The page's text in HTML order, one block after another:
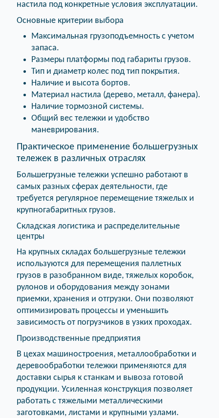
настила под конкретные условия эксплуатации.
Основные критерии выбора
Максимальная грузоподъемность с учетом
запаса.
Размеры платформы под габариты грузов.
Тип и диаметр колес под тип покрытия.
Наличие и высота бортов.
Материал настила (дерево, металл, фанера).
Наличие тормозной системы.
Общий вес тележки и удобство
маневрирования.
Практическое применение большегрузных
тележек в различных отраслях
Большегрузные тележки успешно работают в
самых разных сферах деятельности, где
требуется регулярное перемещение тяжелых и
крупногабаритных грузов.
Складская логистика и распределительные
центры
На крупных складах большегрузные тележки
используются для перемещения паллетных
грузов в разобранном виде, тяжелых коробок,
рулонов и оборудования между зонами
приемки, хранения и отгрузки. Они позволяют
оптимизировать процессы и уменьшить
зависимость от погрузчиков в узких проходах.
Производственные предприятия
В цехах машиностроения, металлообработки и
деревообработки тележки применяются для
доставки сырья к станкам и вывоза готовой
продукции. Усиленная конструкция позволяет
работать с тяжелыми металлическими
заготовками, листами и крупными узлами.